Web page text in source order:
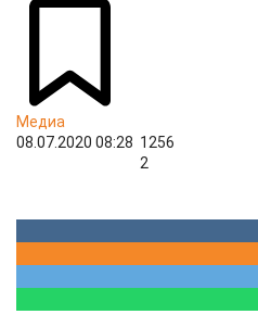
Медиа
08.07.2020 08:28 1256
2